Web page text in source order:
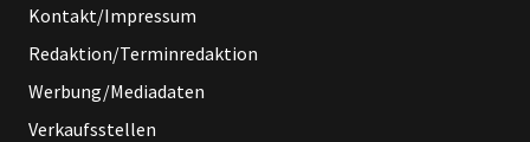
Kontakt/Impressum
Redaktion/Terminredaktion
Werbung/Mediadaten
Verkaufsstellen